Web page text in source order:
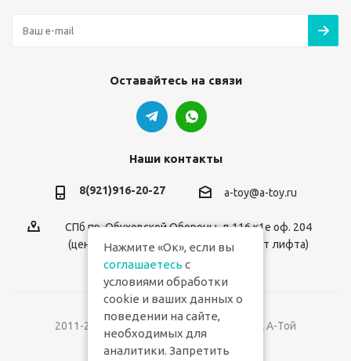
Оставайтесь на связи
Наши контакты
8(921)916-20-27 a-toy@a-toy.ru
СПб пр. Обуховской Обороны, д.116 к1е оф. 204
(центральный вход 2-й этаж справа от лифта)
2011-2026 © Интернет-магазин игрушек А-Той
Нажмите «Ок», если вы
соглашаетесь с
условиями обработки
cookie и ваших данных о
поведении на сайте,
необходимых для
аналитики. Запретить